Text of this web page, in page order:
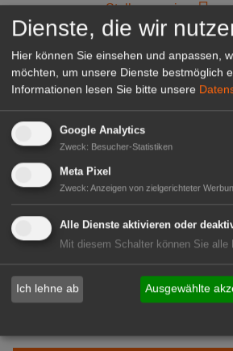
zur Stellenanzeige
Gärtnerei Hanns
Mitarbeiter (m/w/d) für unsere
Herongen
Dienste, die wir
Hier können Sie einsehen und anpassen,
möchten, um unsere Dienste bestmöglich
Informationen lesen Sie bitte unsere
Google Analytics
Zweck: Besucher-Statistiken
Meta Pixel
Zweck: Anzeigen von zielgerichteter
Alle Dienste aktivieren oder
Mit diesem Schalter können Sie
Ich lehne ab Ausgewählte